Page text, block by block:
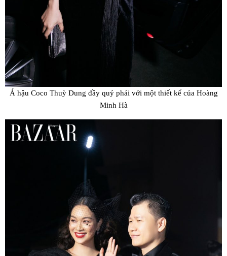
Á hậu Coco Thuỳ Dung đầy quý phái với một thiết kế của Hoàng
Minh Hà